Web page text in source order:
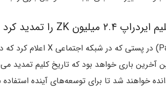
آخرین باری خواهد بود که تاریخ کلیم تمدید
خواهند شد تا برای توسعه‌های آینده